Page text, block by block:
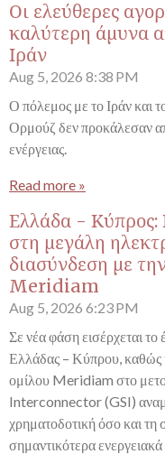
Οι ελεύθερες
καλύτερη άμυνα
Ιράν
Aug 5, 2026 8:38 PM
Ο πόλεμος με το Ιράν και
Ορμούζ δεν προκάλεσαν
ενέργειας.
Read more »
Ελλάδα - Κύπρος:
στη μεγάλη
διασύνδεση με
Meridiam
Aug 5, 2026 6:23 PM
Σε νέα φάση εισέρχεται το
Ελλάδας – Κύπρου, καθώς
ομίλου Meridiam στο
Interconnector (GSI)
χρηματοδοτική όσο και τη
σημαντικότερα